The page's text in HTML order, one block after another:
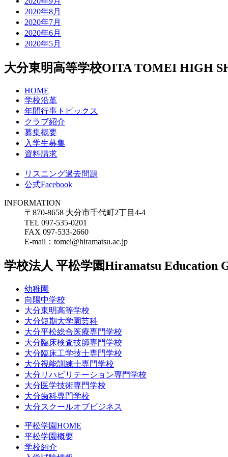
2020年8月
2020年7月
2020年6月
2020年5月
大分東明高等学校OITA TOMEI HIGH
HOME
学校沿革
年間行事トピックス
クラブ紹介
募集概要
入学生募集
資料請求
リスニング過去問題
公式Facebook
INFORMATION
〒870-8658 大分市千代町2丁目4-4
TEL 097-535-0201
FAX 097-533-2660
E-mail：tomei@hiramatsu.ac.jp
学校法人 平松学園Hiramatsu Education
幼稚園
向陽中学校
大分東明高等学校
大分短期大学園芸科
大分平松総合医療専門学校
大分臨床検査技師専門学校
大分臨床工学技士専門学校
大分視能訓練士専門学校
大分リハビリテーション専門学校
大分医学技術専門学校
大分歯科専門学校
大分スクールオブビジネス
平松学園HOME
平松学園概要
学校紹介